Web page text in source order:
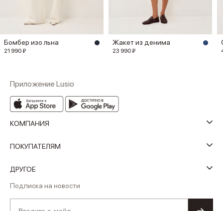
Бомбер изо льна
21 990 ₽
Жакет из денима
23 990 ₽
Приложение Lusio
КОМПАНИЯ
ПОКУПАТЕЛЯМ
ДРУГОЕ
Подписка на новости